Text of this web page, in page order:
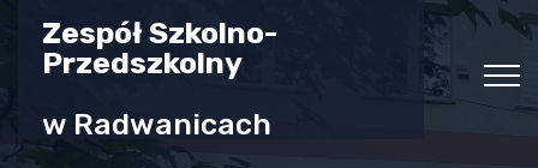
Zespół Szkolno-
Przedszkolny
w Radwanicach